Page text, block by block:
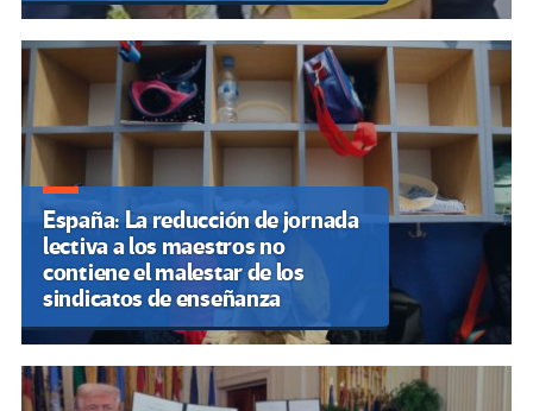
España: La reducción de jornada
lectiva a los maestros no
contiene el malestar de los
sindicatos de enseñanza